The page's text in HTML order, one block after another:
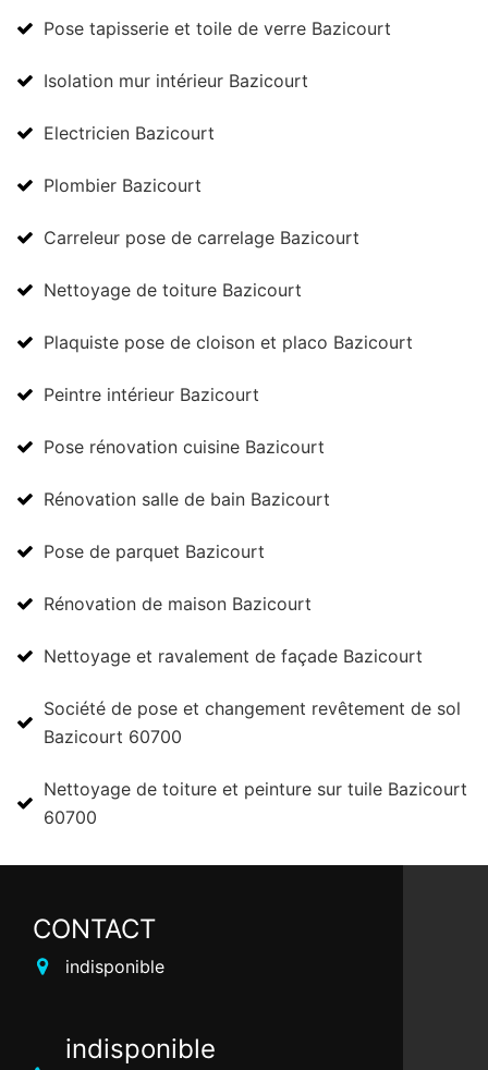
Pose tapisserie et toile de verre Bazicourt
Isolation mur intérieur Bazicourt
Electricien Bazicourt
Plombier Bazicourt
Carreleur pose de carrelage Bazicourt
Nettoyage de toiture Bazicourt
Plaquiste pose de cloison et placo Bazicourt
Peintre intérieur Bazicourt
Pose rénovation cuisine Bazicourt
Rénovation salle de bain Bazicourt
Pose de parquet Bazicourt
Rénovation de maison Bazicourt
Nettoyage et ravalement de façade Bazicourt
Société de pose et changement revêtement de sol
Bazicourt 60700
Nettoyage de toiture et peinture sur tuile Bazicourt
60700
CONTACT
indisponible
indisponible